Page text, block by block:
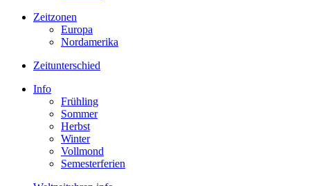
Zeitzonen
Europa
Nordamerika
Zeitunterschied
Info
Frühling
Sommer
Herbst
Winter
Vollmond
Semesterferien